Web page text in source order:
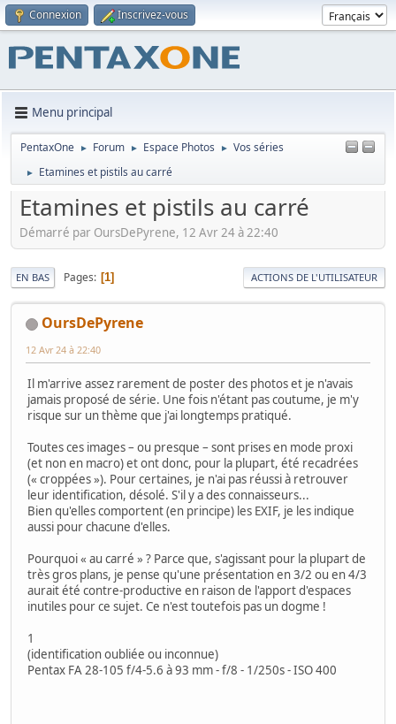
Connexion Inscrivez-vous
Menu principal
PentaxOne ► Forum ► Espace Photos ► Vos séries
► Etamines et pistils au carré
Etamines et pistils au carré
Démarré par OursDePyrene, 12 Avr 24 à 22:40
EN BAS Pages 1 ACTIONS DE L'UTILISATEUR
OursDePyrene
12 Avr 24 à 22:40
Il m'arrive assez rarement de poster des photos et je n'avais
jamais proposé de série. Une fois n'étant pas coutume, je m'y
risque sur un thème que j'ai longtemps pratiqué.
Toutes ces images – ou presque – sont prises en mode proxi
(et non en macro) et ont donc, pour la plupart, été recadrées
(« croppées »). Pour certaines, je n'ai pas réussi à retrouver
leur identification, désolé. S'il y a des connaisseurs...
Bien qu'elles comportent (en principe) les EXIF, je les indique
aussi pour chacune d'elles.
Pourquoi « au carré » ? Parce que, s'agissant pour la plupart de
très gros plans, je pense qu'une présentation en 3/2 ou en 4/3
aurait été contre-productive en raison de l'apport d'espaces
inutiles pour ce sujet. Ce n'est toutefois pas un dogme !
1
(identification oubliée ou inconnue)
Pentax FA 28-105 f/4-5.6 à 93 mm - f/8 - 1/250s - ISO 400